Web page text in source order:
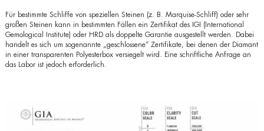
Für bestimmte Schliffe von speziellen Steinen (z. B. Marquise-Schliff) oder sehr
großen Steinen kann in bestimmten Fällen ein Zertifikat des IGI (International
Gemological Institute) oder HRD als doppelte Garantie ausgestellt werden. Dabei
handelt es sich um sogenannte „geschlossene“ Zertifikate, bei denen der Diamant
in einer transparenten Polyesterbox versiegelt wird. Eine schriftliche Anfrage an
das Labor ist jedoch erforderlich.